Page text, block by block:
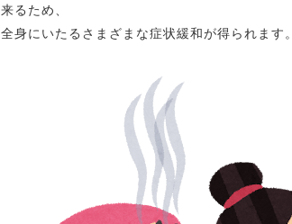
来るため、
全身にいたるさまざまな症状緩和が得られます。